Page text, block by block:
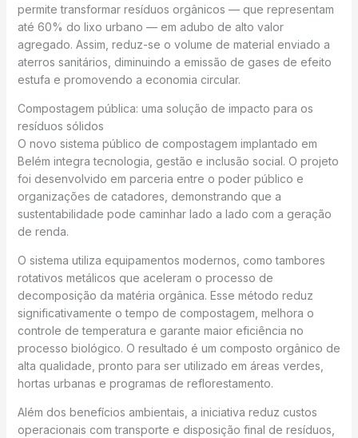
permite transformar resíduos orgânicos — que representam
até 60% do lixo urbano — em adubo de alto valor
agregado. Assim, reduz-se o volume de material enviado a
aterros sanitários, diminuindo a emissão de gases de efeito
estufa e promovendo a economia circular.
Compostagem pública: uma solução de impacto para os
resíduos sólidos
O novo sistema público de compostagem implantado em
Belém integra tecnologia, gestão e inclusão social. O projeto
foi desenvolvido em parceria entre o poder público e
organizações de catadores, demonstrando que a
sustentabilidade pode caminhar lado a lado com a geração
de renda.
O sistema utiliza equipamentos modernos, como tambores
rotativos metálicos que aceleram o processo de
decomposição da matéria orgânica. Esse método reduz
significativamente o tempo de compostagem, melhora o
controle de temperatura e garante maior eficiência no
processo biológico. O resultado é um composto orgânico de
alta qualidade, pronto para ser utilizado em áreas verdes,
hortas urbanas e programas de reflorestamento.
Além dos benefícios ambientais, a iniciativa reduz custos
operacionais com transporte e disposição final de resíduos,